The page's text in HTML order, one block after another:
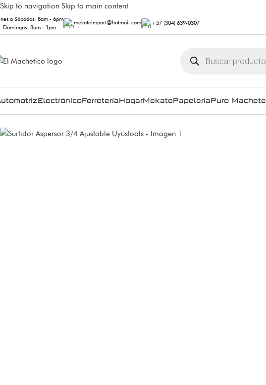
Skip to navigation Skip to main content
a Sábados: 8am - 6pm
Domingos: 8am - 1pm
mekateimport@hotmail.com +57 (304) 639-0307
ElectrónicoFerreteríaHogarMekatePapeleríaPuro Machete